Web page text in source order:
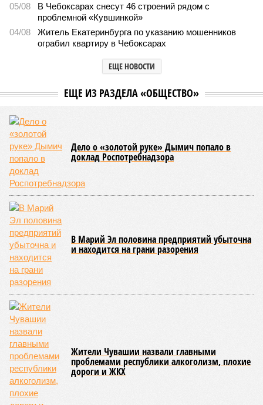
05/08
В Чебоксарах снесут 46 строений рядом с
проблемной «Кувшинкой»
04/08
Житель Екатеринбурга по указанию мошенников
ограбил квартиру в Чебоксарах
ЕЩЕ НОВОСТИ
ЕЩЕ ИЗ РАЗДЕЛА «ОБЩЕСТВО»
Дело о «золотой руке» Дымич попало в
доклад Роспотребнадзора
В Марий Эл половина предприятий убыточна
и находится на грани разорения
Жители Чувашии назвали главными
проблемами республики алкоголизм, плохие
дороги и ЖКХ